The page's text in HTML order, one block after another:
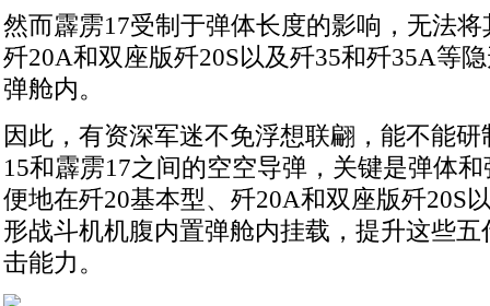
然而霹雳17受制于弹体长度的影响，无法
歼20A和双座版歼20S以及歼35和歼35A等
弹舱内。
因此，有资深军迷不免浮想联翩，能不能
15和霹雳17之间的空空导弹，关键是弹体
便地在歼20基本型、歼20A和双座版歼20S
形战斗机机腹内置弹舱内挂载，提升这些
击能力。